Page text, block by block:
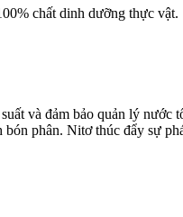
chất dinh dưỡng thực vật.
và đảm bảo quản lý nước
phân. Nitơ thúc đẩy sự